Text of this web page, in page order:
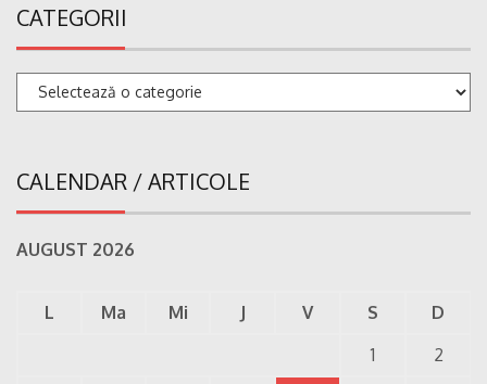
CATEGORII
Categorii
CALENDAR / ARTICOLE
AUGUST 2026
L Ma Mi J V S
D
1
2